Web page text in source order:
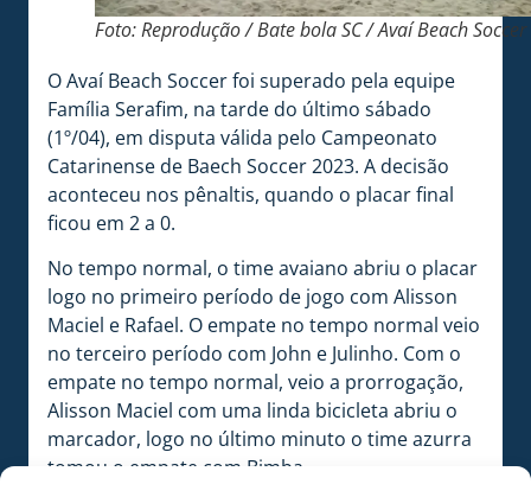
Foto: Reprodução / Bate bola SC / Avaí Beach Soccer
O Avaí Beach Soccer foi superado pela equipe
Família Serafim, na tarde do último sábado
(1º/04), em disputa válida pelo Campeonato
Catarinense de Baech Soccer 2023. A decisão
aconteceu nos pênaltis, quando o placar final
ficou em 2 a 0.
No tempo normal, o time avaiano abriu o placar
logo no primeiro período de jogo com Alisson
Maciel e Rafael. O empate no tempo normal veio
no terceiro período com John e Julinho. Com o
empate no tempo normal, veio a prorrogação,
Alisson Maciel com uma linda bicicleta abriu o
marcador, logo no último minuto o time azurra
tomou o empate com Bimba.